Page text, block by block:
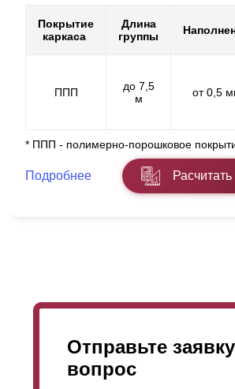
Покрытие
каркаса
Длина
группы
ППП
до 7,5
м
от 0,5
* ППП - полимерно-порошковое
Подробнее
Отправьте
вопрос